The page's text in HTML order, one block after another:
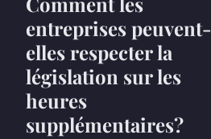
entreprises peuvent-
elles respecter la
législation sur les
heures
supplémentaires?